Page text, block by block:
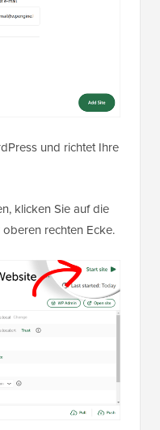
und richtet Ihre
klicken Sie auf die
rechten Ecke.